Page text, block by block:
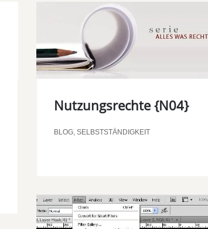
Nutzungsrechte {N04}
BLOG, SELBSTSTÄNDIGKEIT